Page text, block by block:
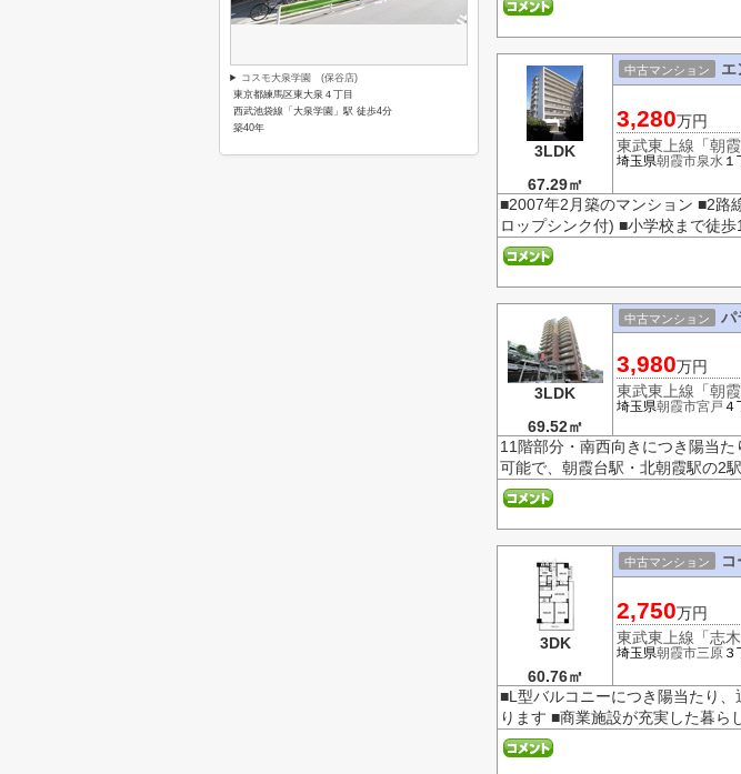
3LDK
67.29㎡
中古マンション
3,280万円
東武東上線 「朝
埼玉県朝霞市泉水 １
■2007年2月築のマンション ■2路
ロップシンク付) ■小学校まで徒
3LDK
69.52㎡
中古マンション パ
3,980万円
東武東上線 「朝
埼玉県朝霞市宮戸 ４
11階部分・南西向きにつき陽当
可能で、朝霞台駅・北朝霞駅の2
3DK
60.76㎡
中古マンション
2,750万円
東武東上線 「志木
埼玉県朝霞市三原 ３
■L型バルコニーにつき陽当たり
ります ■商業施設が充実した暮ら
コスモ大泉学園 (保谷店)
東京都練馬区東大泉４丁目
西武池袋線「大泉学園」駅 徒歩4分
築40年